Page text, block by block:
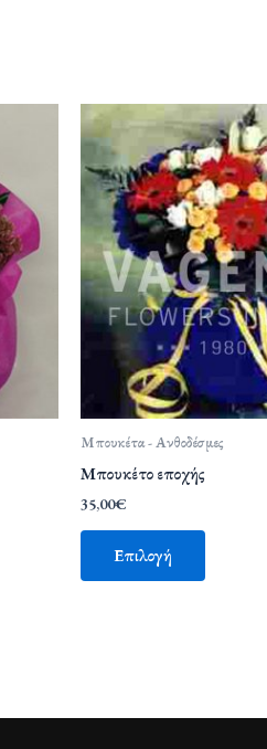
Μπουκέτα - Ανθοδέσμες
Μπουκέτο εποχής
35,00€
Επιλογή